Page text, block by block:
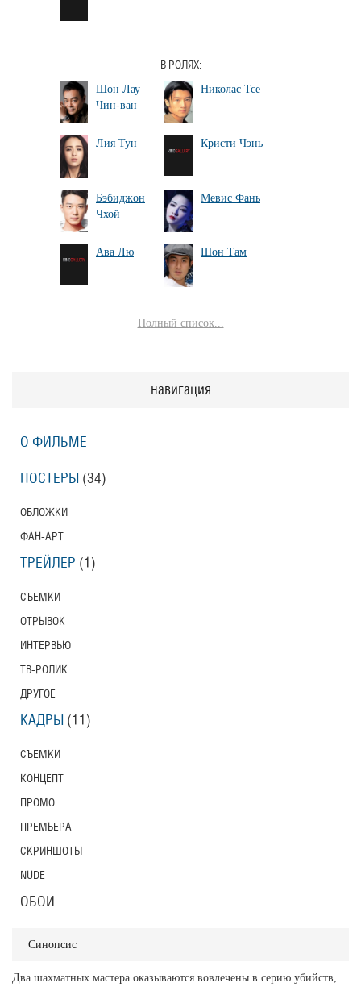
В РОЛЯХ:
Шон Лау
Чин-ван
Николас Тсе
Лия Тун Кристи Чэнь
Бэбиджон
Чхой
Мевис Фань
Ава Лю Шон Там
Полный список...
Синопсис
Два шахматных мастера оказываются вовлечены в серию убийств,
навигация
О ФИЛЬМЕ
ПОСТЕРЫ (34)
ОБЛОЖКИ
ФАН-АРТ
ТРЕЙЛЕР (1)
СЪЕМКИ
ОТРЫВОК
ИНТЕРВЬЮ
ТВ-РОЛИК
ДРУГОЕ
КАДРЫ (11)
СЪЕМКИ
КОНЦЕПТ
ПРОМО
ПРЕМЬЕРА
СКРИНШОТЫ
NUDE
ОБОИ